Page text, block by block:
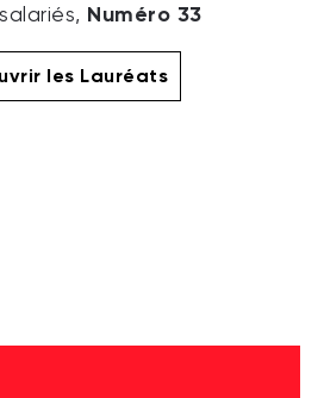
Numéro 33
les Lauréats